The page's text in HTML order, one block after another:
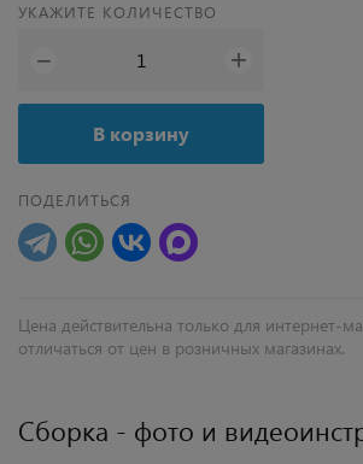
УКАЖИТЕ КОЛИЧЕСТВО
− +
В корзину
ПОДЕЛИТЬСЯ
Цена действительна только для интернет-
отличаться от цен в розничных магазинах.
Сборка - фото и